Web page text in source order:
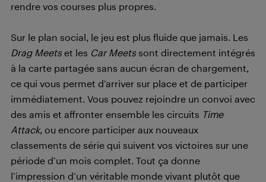
rendre vos courses plus propres.
Sur le plan social, le jeu est plus fluide que jamais. Les
Drag Meetset les Car Meetssont directement intégrés
à la carte partagée sans aucun écran de chargement,
ce qui vous permet d’arriver sur place et de participer
immédiatement. Vous pouvez rejoindre un convoi avec
des amis et affronter ensemble les circuits Time
Attack, ou encore participer aux nouveaux
classements de série qui suivent vos victoires sur une
période d’un mois complet. Tout ça donne
l’impression d’un véritable monde vivant plutôt que